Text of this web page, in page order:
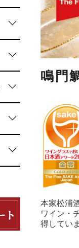
鳴門
本家松浦
ワイン・
得してい